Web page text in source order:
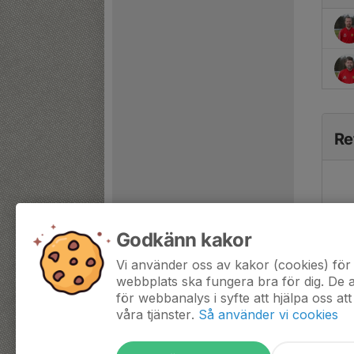
Godkänn kakor
Vi använder oss av kakor (cookies)
webbplats ska fungera bra för dig. De
för webbanalys i syfte att hjälpa oss
våra tjänster. Så använder vi cookies